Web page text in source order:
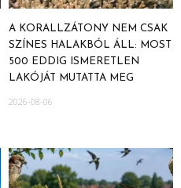
A KORALLZÁTONY NEM CSAK
SZÍNES HALAKBÓL ÁLL: MOST
500 EDDIG ISMERETLEN
LAKÓJÁT MUTATTA MEG
2026-08-06